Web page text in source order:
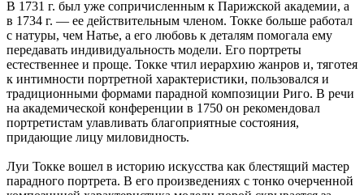
В 1731 г. был уже сопричисленным к Парижской академии, а
в 1734 г. — ее действительным членом. Токке больше работал
с натуры, чем Натье, а его любовь к деталям помогала ему
передавать индивидуальность модели. Его портреты
естественнее и проще. Токке чтил иерархию жанров и, тяготея
к интимности портретной характеристики, пользовался и
традиционными формами парадной композиции Риго. В речи
на академической конференции в 1750 он рекомендовал
портретистам улавливать благоприятные состояния,
придающие лицу миловидность.
Луи Токке вошел в историю искусства как блестящий мастер
парадного портрета. В его произведениях с тонко очерченной